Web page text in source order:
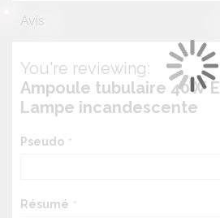
Avis
You're reviewing:
Ampoule tubulaire 40W
Lampe incandescente
Pseudo
Résumé